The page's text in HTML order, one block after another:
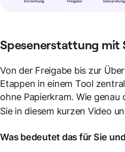
Spesenerstattung mit
Von der Freigabe bis zur
Etappen in einem Tool
ohne Papierkram. Wie
Sie in diesem kurzen Video
Was bedeutet das für Sie